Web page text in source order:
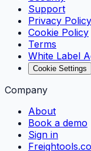
Support
Privacy Policy
Cookie Policy
Terms
White Label
Cookie Settings
Company
About
Book a demo
Sign in